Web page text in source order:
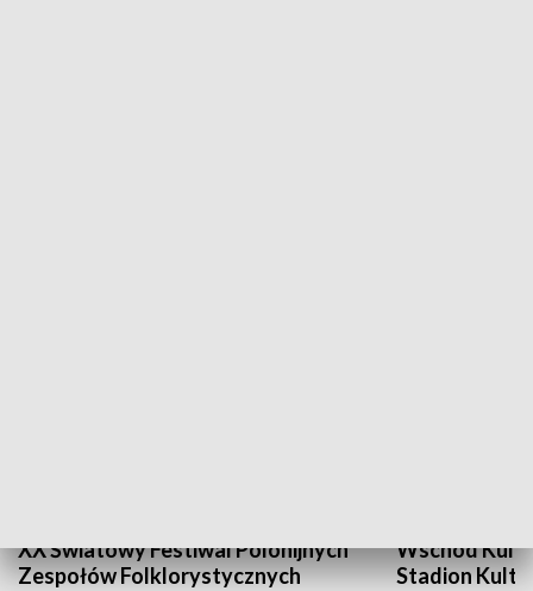
XX Światowy Festiwal Polonijnych
Zespołów Folklorystycznych
Wschód
Stadion